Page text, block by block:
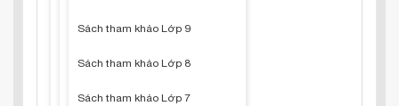
Sách tham khảo Lớp 9
Sách tham khảo Lớp 8
Sách tham khảo Lớp 7